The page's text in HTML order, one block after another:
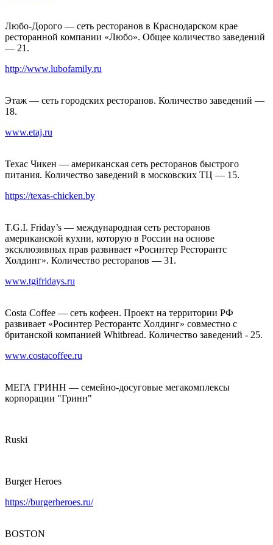
Любо-Дорого — сеть ресторанов в Краснодарском крае
ресторанной компании «Любо». Общее количество заведений
— 21.
http://www.lubofamily.ru
Этаж — сеть городских ресторанов. Количество заведений —
18.
www.etaj.ru
Техас Чикен — американская сеть ресторанов быстрого
питания. Количество заведений в московских ТЦ — 15.
https://texas-chicken.by
T.G.I. Friday’s — международная сеть ресторанов
американской кухни, которую в России на основе
эксклюзивных прав развивает «Росинтер Ресторантс
Холдинг». Количество ресторанов — 31.
www.tgifridays.ru
Costa Coffee — сеть кофеен. Проект на территории РФ
развивает «Росинтер Ресторантс Холдинг» совместно с
британской компанией Whitbread. Количество заведений - 25.
www.costacoffee.ru
МЕГА ГРИНН — семейно-досуговые мегакомплексы
корпорации "Гринн"
Ruski
Burger Heroes
https://burgerheroes.ru/
BOSTON